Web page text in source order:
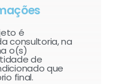
é
consultoria, na
o(s)
de
que
final.​